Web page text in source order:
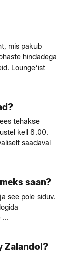
mis pakub
hindadega
Lounge’ist
tehakse
kell 8.00.
saadaval
saan?
see pole siduv.
...
Zalandol?